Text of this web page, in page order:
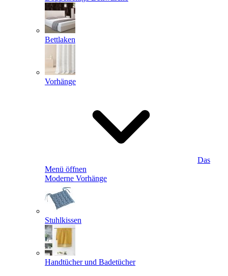
Bettlaken
Vorhänge
Das
Menü öffnen
Moderne Vorhänge
Stuhlkissen
Handtücher und Badetücher